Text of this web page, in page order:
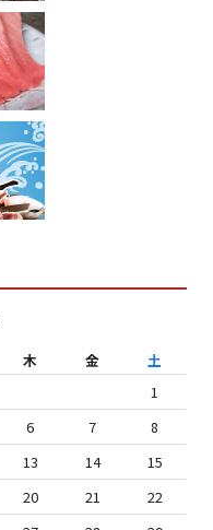
木 金
土
1
6 7
8
13 14
15
20 21
22